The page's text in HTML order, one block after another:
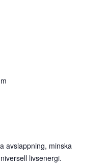
avslappning, minska
livsenergi.